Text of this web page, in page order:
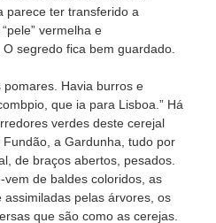
parece ter transferido a
vermelha e
segredo fica bem guardado.
pomares. Havia burros e
que ia para Lisboa.” Há
verdes deste cerejal
a Gardunha, tudo por
de braços abertos, pesados.
de baldes coloridos, as
pelas árvores, os
que são como as cerejas.